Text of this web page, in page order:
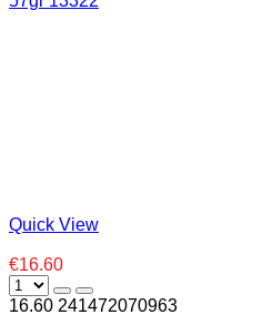
Quick View
€16.60
16.60 241472070963